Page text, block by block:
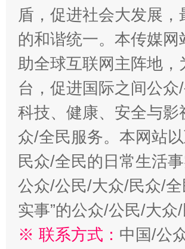
盾，促进社会大发展
的和谐统一。本传媒
助全球互联网主阵地
台，促进国际之间公
科技、健康、安全与
众/全民服务。本网站
民众/全民的日常生活
公众/公民/大众/民众/
实事”的公众/公民/大
※ 联系方式： 中国/公